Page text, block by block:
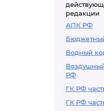
редакции
АПК РФ
Водный
РФ
ГК РФ
ГК РФ